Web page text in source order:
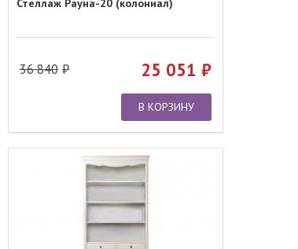
Стеллаж Рауна-20 (колониал)
36 840 25 051
В КОРЗИНУ